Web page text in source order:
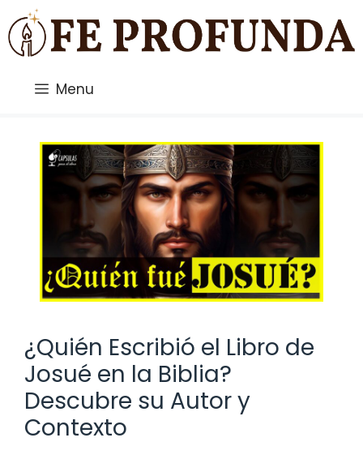
Saltar
al
contenido
Menu
¿Quién Escribió el Libro de
Josué en la Biblia?
Descubre su Autor y
Contexto